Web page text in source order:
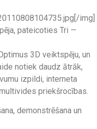
img]
pateicoties Tri —
3D veiktspēju, un
notiek daudz ātrāk,
izpildi, interneta
priekšrocības.
demonstrēšana un